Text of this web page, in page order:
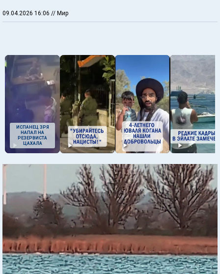
09.04.2026 16:06 // Мир
ИСПАНЕЦ ЗРЯ
НАПАЛ НА
РЕЗЕРВИСТА
ЦАХАЛА